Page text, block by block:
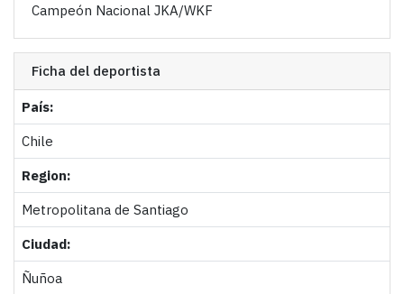
Campeón Nacional JKA/WKF
Ficha del deportista
País:
Chile
Region:
Metropolitana de Santiago
Ciudad:
Ñuñoa